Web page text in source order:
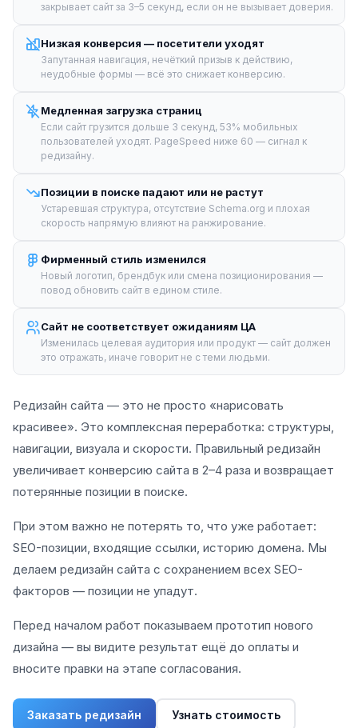
закрывает сайт за 3–5 секунд, если он не вызывает доверия.
Низкая конверсия — посетители уходят
Запутанная навигация, нечёткий призыв к действию,
неудобные формы — всё это снижает конверсию.
Медленная загрузка страниц
Если сайт грузится дольше 3 секунд, 53% мобильных
пользователей уходят. PageSpeed ниже 60 — сигнал к
редизайну.
Позиции в поиске падают или не растут
Устаревшая структура, отсутствие Schema.org и плохая
скорость напрямую влияют на ранжирование.
Фирменный стиль изменился
Новый логотип, брендбук или смена позиционирования —
повод обновить сайт в едином стиле.
Сайт не соответствует ожиданиям ЦА
Изменилась целевая аудитория или продукт — сайт должен
это отражать, иначе говорит не с теми людьми.
Редизайн сайта — это не просто «нарисовать
красивее». Это комплексная переработка: структуры,
навигации, визуала и скорости. Правильный редизайн
увеличивает конверсию сайта в 2–4 раза и возвращает
потерянные позиции в поиске.
При этом важно не потерять то, что уже работает:
SEO-позиции, входящие ссылки, историю домена. Мы
делаем редизайн сайта с сохранением всех SEO-
факторов — позиции не упадут.
Перед началом работ показываем прототип нового
дизайна — вы видите результат ещё до оплаты и
вносите правки на этапе согласования.
Заказать редизайн Узнать стоимость